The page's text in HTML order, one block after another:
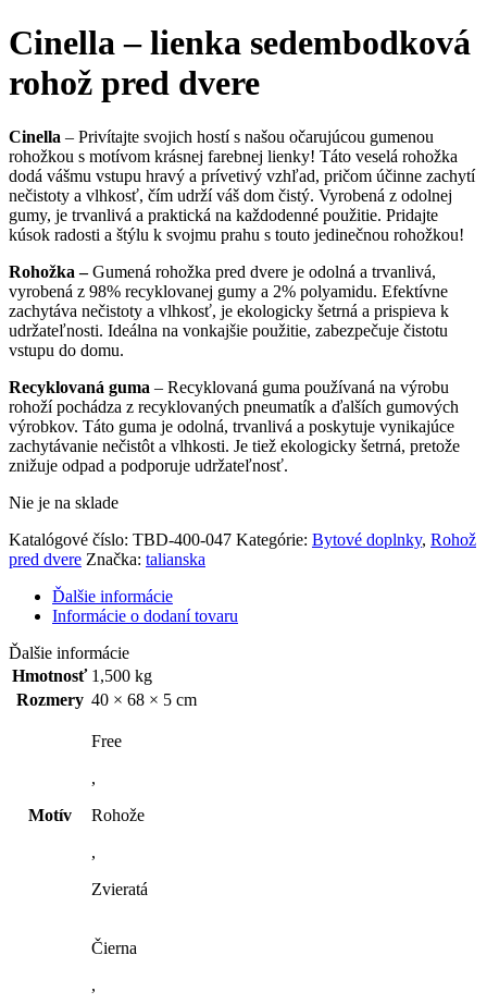
Cinella – lienka sedembodková
rohož pred dvere
Cinella – Privítajte svojich hostí s našou očarujúcou gumenou
rohožkou s motívom krásnej farebnej lienky! Táto veselá rohožka
dodá vášmu vstupu hravý a prívetivý vzhľad, pričom účinne zachytí
nečistoty a vlhkosť, čím udrží váš dom čistý. Vyrobená z odolnej
gumy, je trvanlivá a praktická na každodenné použitie. Pridajte
kúsok radosti a štýlu k svojmu prahu s touto jedinečnou rohožkou!
Rohožka –Gumená rohožka pred dvere je odolná a trvanlivá,
vyrobená z 98% recyklovanej gumy a 2% polyamidu. Efektívne
zachytáva nečistoty a vlhkosť, je ekologicky šetrná a prispieva k
udržateľnosti. Ideálna na vonkajšie použitie, zabezpečuje čistotu
vstupu do domu.
Recyklovaná guma – Recyklovaná guma používaná na výrobu
rohoží pochádza z recyklovaných pneumatík a ďalších gumových
výrobkov. Táto guma je odolná, trvanlivá a poskytuje vynikajúce
zachytávanie nečistôt a vlhkosti. Je tiež ekologicky šetrná, pretože
znižuje odpad a podporuje udržateľnosť.
Nie je na sklade
Katalógové číslo: TBD-400-047 Kategórie: Bytové doplnky, Rohož
pred dvere Značka: talianska
Ďalšie informácie
Informácie o dodaní tovaru
Ďalšie informácie
Hmotnosť 1,500 kg
Rozmery 40 × 68 × 5 cm
Motív
Free
,
Rohože
,
Zvieratá
Čierna
,